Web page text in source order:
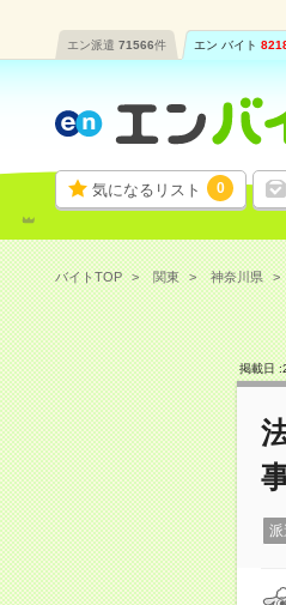
エン派遣 71566件 エン バイト
気になるリスト 0
バイトTOP 関東 神奈川県
掲載日 :
派